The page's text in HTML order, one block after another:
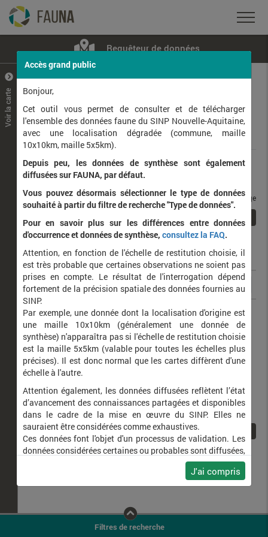
Requêteur de données
+
–
Voir la carte
Données
Rang taxonomique :
Affichage de1à 1sur1
taxons / page
Nom latin Nom vernaculaire
Capra pyrenaica Bouquetin ibérique
Filtres de recherche
Accès grand public
Bonjour,
Cet outil vous permet de consulter et de télécharger
l'ensemble des données faune du SINP Nouvelle-Aquitaine,
avec une localisation dégradée (commune, maille
10x10km, maille 5x5km).
Depuis peu, les données de synthèse sont également
diffusées sur FAUNA, par défaut.
Vous pouvez désormais sélectionner le type de données
souhaité à partir du filtre de recherche "Type de données".
Pour en savoir plus sur les différences entre données
d'occurrence et données de synthèse, consultez la FAQ.
Attention, en fonction de l'échelle de restitution choisie, il
est très probable que certaines observations ne soient pas
prises en compte. Le résultat de l'interrogation dépend
fortement de la précision spatiale des données fournies au
SINP.
Par exemple, une donnée dont la localisation d'origine est
une maille 10x10km (généralement une donnée de
synthèse) n'apparaîtra pas si l'échelle de restitution choisie
est la maille 5x5km (valable pour toutes les échelles plus
précises). Il est donc normal que les cartes diffèrent d'une
échelle à l'autre.
Attention également, les données diffusées reflètent l’état
d’avancement des connaissances partagées et disponibles
dans le cadre de la mise en œuvre du SINP. Elles ne
sauraient être considérées comme exhaustives.
Ces données font l'objet d'un processus de validation. Les
données considérées certaines ou probables sont diffusées,
ainsi que celles pour lesquelles la méthode n'est pas
J'ai compris